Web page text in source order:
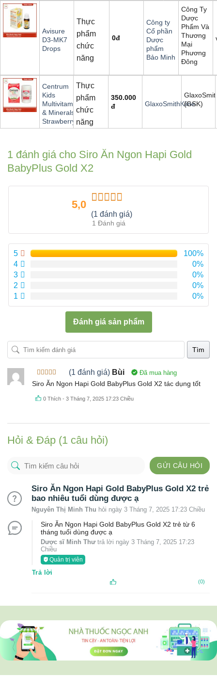
Avisure
D3-MK7
Drops
Thực
phẩm
chức
năng
0đ
Công ty
Cổ phần
Dược
phẩm
Bảo Minh
Công Ty
Dược
Phẩm Và
Thương
Mại
Phương
Đông
Centrum
Kids
Multivitamin
& Minerals
Strawberry
Thực
phẩm
chức
năng
350.000
đ
GlaxoSmithKline
(GSK)
1 đánh giá cho Siro Ăn Ngon Hapi Gold
BabyPlus Gold X2
5,0
Được xếp
hạng 5.00
sao
(1 đánh giá)
1 Đánh giá
5
100%
4
0%
3
0%
2
0%
1
0%
Đánh giá sản phẩm
Tìm
Được xếp
hạng5 5
sao
(1 đánh giá) Bùi Đã mua hàng
Siro Ăn Ngon Hapi Gold BabyPlus Gold X2 tác dụng tốt
0 Thích -3 Tháng 7, 2025 17:23 Chiều
Hỏi & Đáp (1 câu hỏi)
GỬI CÂU HỎI
Siro Ăn Ngon Hapi Gold BabyPlus Gold X2 trẻ
bao nhiêu tuổi dùng được ạ
Nguyên Thị Minh Thu hỏi ngày 3 Tháng 7, 2025 17:23 Chiều
Siro Ăn Ngon Hapi Gold BabyPlus Gold X2 trẻ từ 6
tháng tuổi dùng được ạ
Dược sĩ Minh Thưtrả lời ngày 3 Tháng 7, 2025 17:23
Chiều
Quản trị viên
Trả lời
(0)